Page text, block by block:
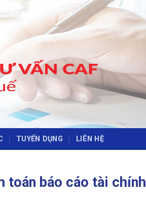
TUYỂN DỤNG LIÊN HỆ
toán báo cáo tài chính